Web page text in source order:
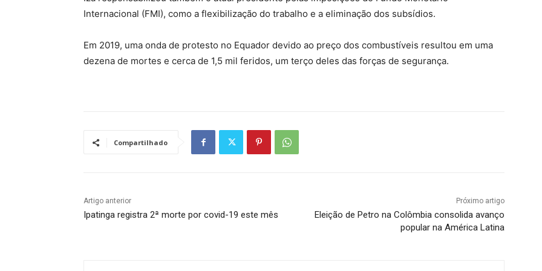
Internacional (FMI), como a flexibilização do trabalho e a eliminação dos subsídios.
Em 2019, uma onda de protesto no Equador devido ao preço dos combustíveis resultou em uma
dezena de mortes e cerca de 1,5 mil feridos, um terço deles das forças de segurança.
Compartilhado
Artigo anterior
Ipatinga registra 2ª morte por covid-19 este mês
Próximo artigo
Eleição de Petro na Colômbia consolida avanço
popular na América Latina